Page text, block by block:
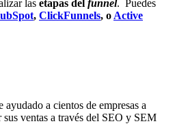
las etapas del funnel. Puedes
, ClickFunnels, o Active
a cientos de empresas a
ventas a través del SEO y SEM